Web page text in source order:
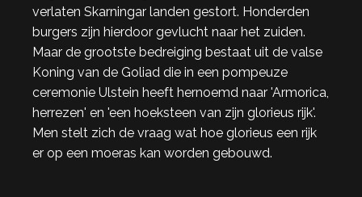
verlaten Skarningar landen gestort. Honderden
burgers zijn hierdoor gevlucht naar het zuiden.
Maar de grootste bedreiging bestaat uit de valse
Koning van de Goliad die in een pompeuze
ceremonie Ulstein heeft hernoemd naar 'Armorica,
herrezen' en 'een hoeksteen van zijn glorieus rijk'.
Men stelt zich de vraag wat hoe glorieus een rijk
er op een moeras kan worden gebouwd.